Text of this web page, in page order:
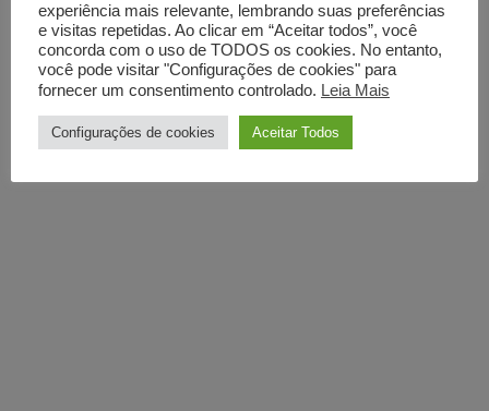
experiência mais relevante, lembrando suas preferências
e visitas repetidas. Ao clicar em “Aceitar todos”, você
concorda com o uso de TODOS os cookies. No entanto,
você pode visitar "Configurações de cookies" para
fornecer um consentimento controlado. Leia Mais
Configurações de cookies Aceitar Todos